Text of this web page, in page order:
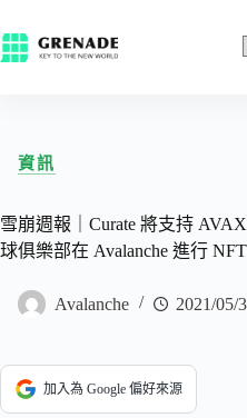
資訊
雪崩週報｜Curate 將支持
球俱樂部在 Avalanche 進行
Avalanche 2021/05/
加入為 Google 偏好來源